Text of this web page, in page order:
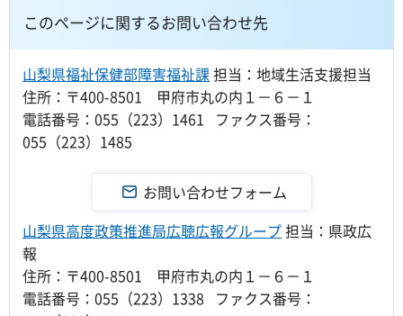
このページに関するお問い合わせ先
山梨県福祉保健部障害福祉課担当：地域生活支援担当
住所：〒400-8501 甲府市丸の内１－６－１
電話番号：055（223）1461 ファクス番号：
055（223）1485
山梨県高度政策推進局広聴広報グループ担当：県政広
報
住所：〒400-8501 甲府市丸の内１－６－１
電話番号：055（223）1338 ファクス番号：